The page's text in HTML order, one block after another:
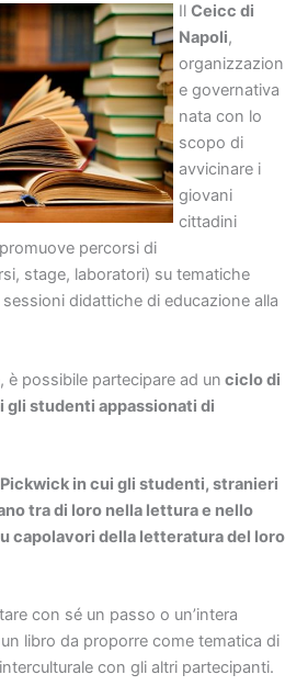
Il Ceicc di
Napoli,
organizzazion
e governativa
nata con lo
scopo di
avvicinare i
giovani
cittadini
percorsi di
stage, laboratori) su tematiche
didattiche di educazione alla
è possibile partecipare ad un ciclo di
studenti appassionati di
in cui gli studenti, stranieri
tra di loro nella lettura e nello
capolavori della letteratura del loro
con sé un passo o un’intera
libro da proporre come tematica di
con gli altri partecipanti.